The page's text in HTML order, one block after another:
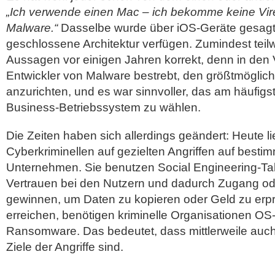
„Ich verwende einen Mac – ich bekomme keine
Malware.“Dasselbe wurde über iOS-Geräte
geschlossene Architektur verfügen. Zumindest
Aussagen vor einigen Jahren korrekt, denn in den
Entwickler von Malware bestrebt, den
anzurichten, und es war sinnvoller, das am
Business-Betriebssystem zu wählen.
Die Zeiten haben sich allerdings geändert: Heute
Cyberkriminellen auf gezielten Angriffen auf
Unternehmen. Sie benutzen Social Engineering-
Vertrauen bei den Nutzern und dadurch Zugang
gewinnen, um Daten zu kopieren oder Geld zu
erreichen, benötigen kriminelle Organisationen
Ransomware. Das bedeutet, dass mittlerweile
Ziele der Angriffe sind.